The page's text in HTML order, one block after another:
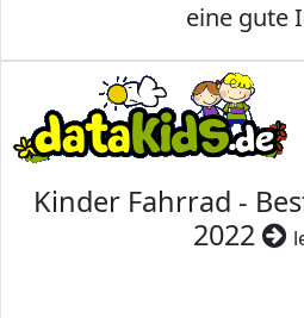
eine gute
Kinder Fahrrad -
2022